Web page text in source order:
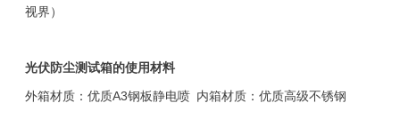
视界）
光伏防尘测试箱的使用材料
外箱材质：优质A3钢板静电喷 内箱材质：优质高级不锈钢